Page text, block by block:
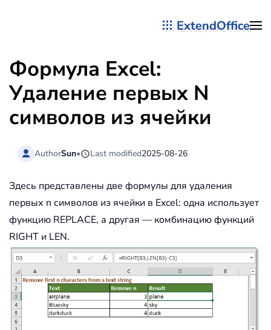
ExtendOffice
Формула Excel:
Удаление первых N
символов из ячейки
AuthorSun• Last modified2025-08-26
Здесь представлены две формулы для удаления
первых n символов из ячейки в Excel: одна использует
функцию REPLACE, а другая — комбинацию функций
RIGHT и LEN.